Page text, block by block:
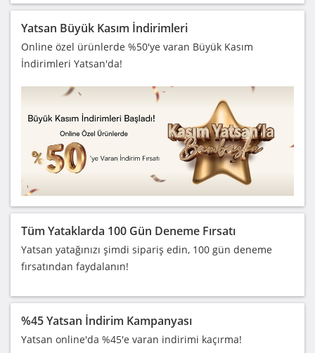
Yatsan Büyük Kasım İndirimleri
Online özel ürünlerde %50'ye varan Büyük Kasım
İndirimleri Yatsan'da!
Tüm Yataklarda 100 Gün Deneme Fırsatı
Yatsan yatağınızı şimdi sipariş edin, 100 gün deneme
fırsatından faydalanın!
%45 Yatsan İndirim Kampanyası
Yatsan online'da %45'e varan indirimi kaçırma!